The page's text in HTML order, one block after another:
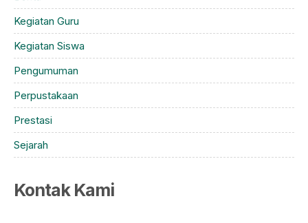
Kegiatan Guru
Kegiatan Siswa
Pengumuman
Perpustakaan
Prestasi
Sejarah
Kontak Kami